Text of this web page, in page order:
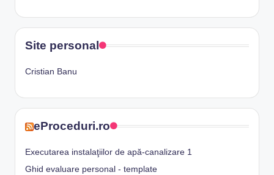
Site personal
Cristian Banu
eProceduri.ro
Executarea instalaţiilor de apă-canalizare 1
Ghid evaluare personal - template